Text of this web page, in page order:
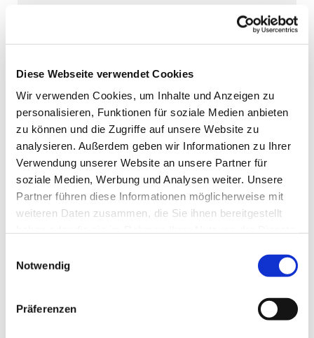
Diese Webseite verwendet Cookies
Wir verwenden Cookies, um Inhalte und Anzeigen zu
personalisieren, Funktionen für soziale Medien anbieten
zu können und die Zugriffe auf unsere Website zu
analysieren. Außerdem geben wir Informationen zu Ihrer
Verwendung unserer Website an unsere Partner für
soziale Medien, Werbung und Analysen weiter. Unsere
Partner führen diese Informationen möglicherweise mit
weiteren Daten zusammen, die Sie ihnen bereitgestellt
Notwendig
Präferenzen